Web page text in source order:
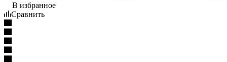
В избранное
Сравнить